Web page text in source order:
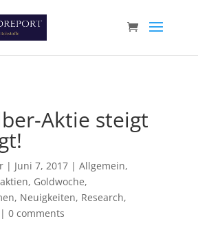
Aktie steigt
| Juni 7, 2017| Allgemein,
, Goldwoche,
, Neuigkeiten, Research,
| 0 comments